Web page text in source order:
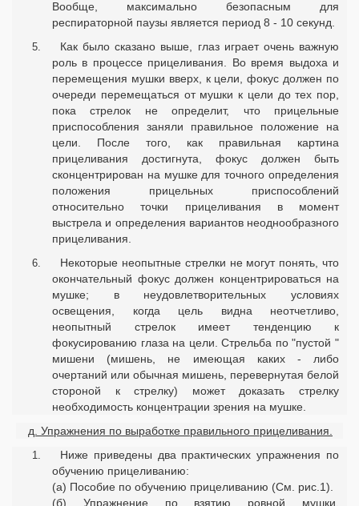
Вообще, максимально безопасным для
респираторной паузы является период 8 - 10 секунд.
Как было сказано выше, глаз играет очень важную
роль в процессе прицеливания. Во время выдоха и
перемещения мушки вверх, к цели, фокус должен по
очереди перемещаться от мушки к цели до тех пор,
пока стрелок не определит, что прицельные
приспособления заняли правильное положение на
цели. После того, как правильная картина
прицеливания достигнута, фокус должен быть
сконцентрирован на мушке для точного определения
положения прицельных приспособлений
относительно точки прицеливания в момент
выстрела и определения вариантов неоднообразного
прицеливания.
Некоторые неопытные стрелки не могут понять, что
окончательный фокус должен концентрироваться на
мушке; в неудовлетворительных условиях
освещения, когда цель видна неотчетливо,
неопытный стрелок имеет тенденцию к
фокусированию глаза на цели. Стрельба по "пустой "
мишени (мишень, не имеющая каких - либо
очертаний или обычная мишень, перевернутая белой
стороной к стрелку) может доказать стрелку
необходимость концентрации зрения на мушке.
д. Упражнения по выработке правильного прицеливания.
Ниже приведены два практических упражнения по
обучению прицеливанию:
(а) Пособие по обучению прицеливанию (См. рис.1).
(б) Упражнение по взятию ровной мушки,